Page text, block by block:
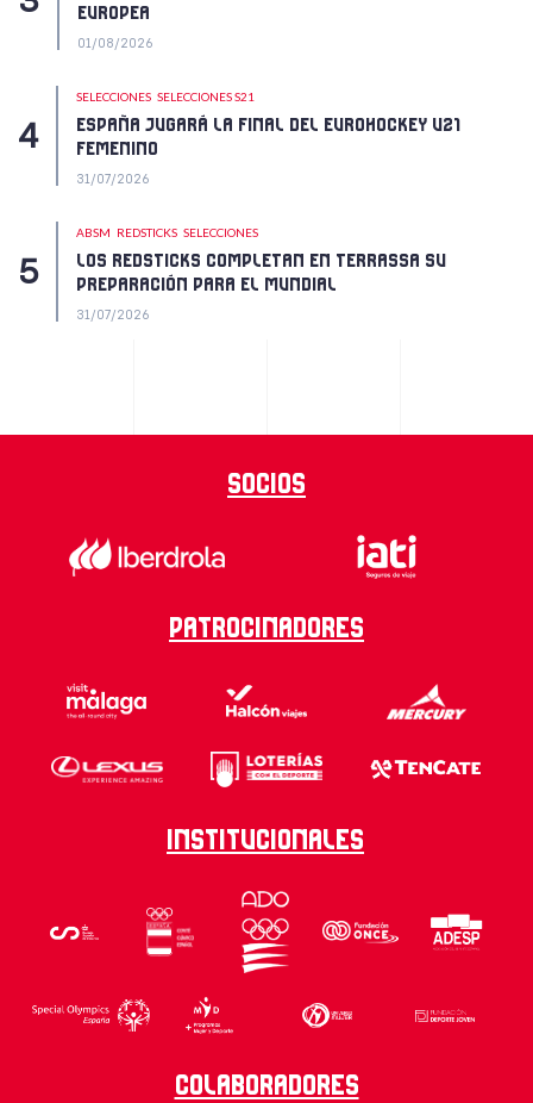
EUROPEA
01/08/2026
SELECCIONES SELECCIONES S21
ESPAÑA JUGARÁ LA FINAL DEL EUROHOCKEY U21
FEMENINO
31/07/2026
ABSM REDSTICKS SELECCIONES
LOS REDSTICKS COMPLETAN EN TERRASSA SU
PREPARACIÓN PARA EL MUNDIAL
31/07/2026
Socios
Patrocinadores
Institucionales
Colaboradores